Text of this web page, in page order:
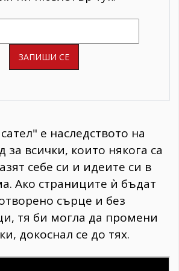
е наследството на
за всички, които някога са
себе си и идеите си в
Ако страниците ѝ бъдат
сърце и без
тя би могла да промени
докоснал се до тях.